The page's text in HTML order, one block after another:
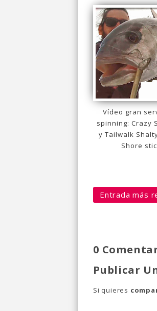
Vídeo gran
spinning: Crazy
y Tailwalk
Shore
Entrada más
0
Publicar
Si quieres